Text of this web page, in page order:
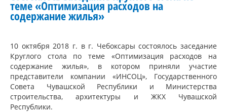
теме «Оптимизация расходов на
содержание жилья»
10 октября 2018 г. в г. Чебоксары состоялось заседание
Круглого стола по теме «Оптимизация расходов на
содержание жилья», в котором приняли участие
представители компании «ИНСОЦ», Государственного
Совета Чувашской Республики и Министерства
строительства, архитектуры и ЖКХ Чувашской
Республики.